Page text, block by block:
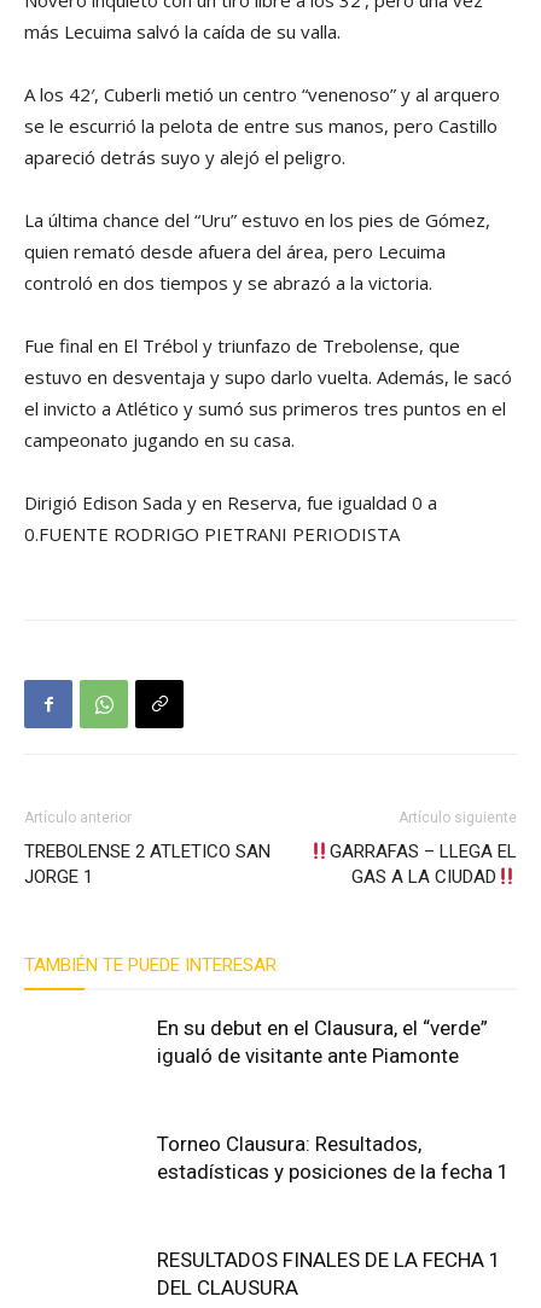
más Lecuima salvó la caída de su valla.
A los 42′, Cuberli metió un centro “venenoso” y al arquero
se le escurrió la pelota de entre sus manos, pero Castillo
apareció detrás suyo y alejó el peligro.
La última chance del “Uru” estuvo en los pies de Gómez,
quien remató desde afuera del área, pero Lecuima
controló en dos tiempos y se abrazó a la victoria.
Fue final en El Trébol y triunfazo de Trebolense, que
estuvo en desventaja y supo darlo vuelta. Además, le sacó
el invicto a Atlético y sumó sus primeros tres puntos en el
campeonato jugando en su casa.
Dirigió Edison Sada y en Reserva, fue igualdad 0 a
0.FUENTE RODRIGO PIETRANI PERIODISTA
Artículo anterior
TREBOLENSE 2 ATLETICO SAN
JORGE 1
Artículo siguiente
GARRAFAS – LLEGA EL
GAS A LA CIUDAD
TAMBIÉN TE PUEDE INTERESAR
En su debut en el Clausura, el “verde”
igualó de visitante ante Piamonte
Torneo Clausura: Resultados,
estadísticas y posiciones de la fecha 1
RESULTADOS FINALES DE LA FECHA 1
DEL CLAUSURA